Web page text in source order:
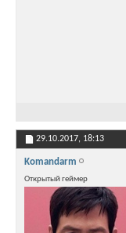
29.10.2017, 18:13
Komandarm
Открытый геймер